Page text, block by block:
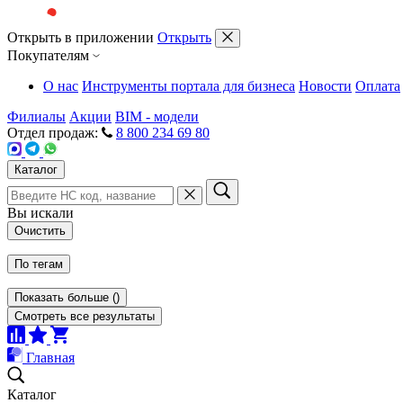
Открыть в приложении Открыть
Покупателям
О нас Инструменты портала для бизнеса Новости Оплата
Филиалы Акции BIM - модели
Отдел продаж:
8 800 234 69 80
Каталог
Вы искали
Очистить
По тегам
Показать больше ()
Смотреть все результаты
Главная
Каталог